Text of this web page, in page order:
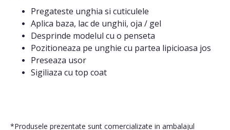
Pregateste unghia si cuticulele
Aplica baza, lac de unghii, oja / gel
Desprinde modelul cu o penseta
Pozitioneaza pe unghie cu partea lipicioasa jos
Preseaza usor
Sigiliaza cu top coat
*Produsele prezentate sunt comercializate in ambalajul